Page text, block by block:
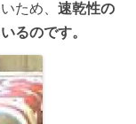
ため、 速乾性の
るのです。